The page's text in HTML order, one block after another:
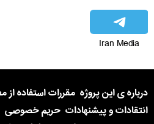
Iran Media
درباره ی این پروژه مقررات استفاده از
انتقادات و پیشنهادات حریم خصوصی